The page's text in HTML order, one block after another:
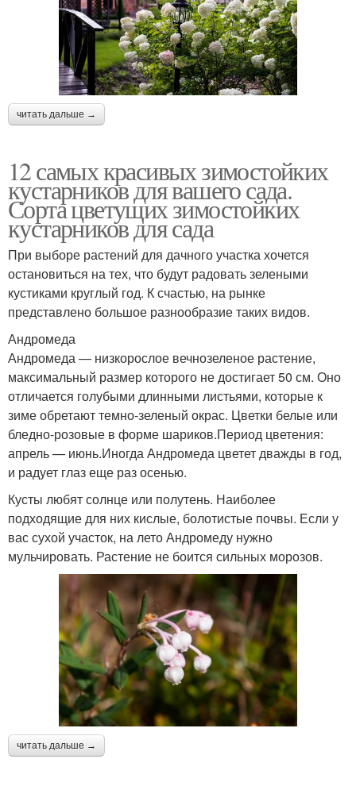
читать дальше →
12 самых красивых зимостойких
кустарников для вашего сада.
Сорта цветущих зимостойких
кустарников для сада
При выборе растений для дачного участка хочется
остановиться на тех, что будут радовать зелеными
кустиками круглый год. К счастью, на рынке
представлено большое разнообразие таких видов.
Андромеда
Андромеда — низкорослое вечнозеленое растение,
максимальный размер которого не достигает 50 см. Оно
отличается голубыми длинными листьями, которые к
зиме обретают темно-зеленый окрас. Цветки белые или
бледно-розовые в форме шариков.Период цветения:
апрель — июнь.Иногда Андромеда цветет дважды в год,
и радует глаз еще раз осенью.
Кусты любят солнце или полутень. Наиболее
подходящие для них кислые, болотистые почвы. Если у
вас сухой участок, на лето Андромеду нужно
мульчировать. Растение не боится сильных морозов.
читать дальше →